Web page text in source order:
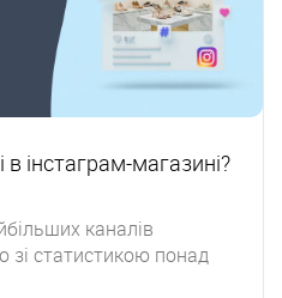
інстаграм-магазині?
каналів
зі статистикою понад